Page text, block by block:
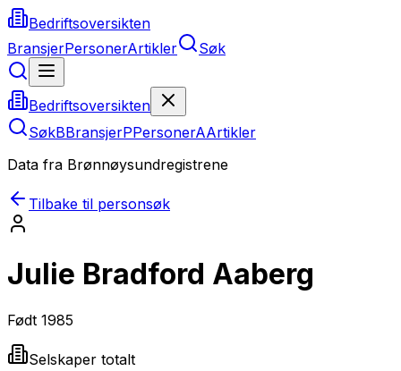
Bedriftsoversikten
BransjerPersonerArtikler Søk
Bedriftsoversikten
SøkBBransjerPPersonerAArtikler
Data fra Brønnøysundregistrene
Tilbake til personsøk
Julie Bradford Aaberg
Født 1985
Selskaper totalt